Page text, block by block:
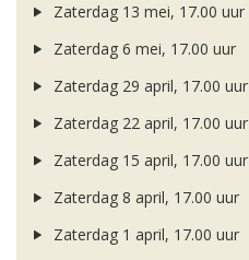
Zaterdag 13 mei, 17.00 uur
Zaterdag 6 mei, 17.00 uur
Zaterdag 29 april, 17.00 uur
Zaterdag 22 april, 17.00 uur
Zaterdag 15 april, 17.00 uur
Zaterdag 8 april, 17.00 uur
Zaterdag 1 april, 17.00 uur